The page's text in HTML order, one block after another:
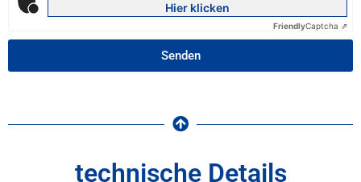
Hier klicken
FriendlyCaptcha ⇗
Senden
technische Details